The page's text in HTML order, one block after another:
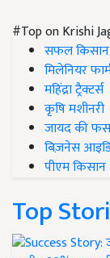
#Top on Krishi
सफल किसान
मिलेनियर
महिंद्रा ट्रैक्टर्स
कृषि मशीनरी
जायद की
बिज़नेस
पीएम किसान
Top